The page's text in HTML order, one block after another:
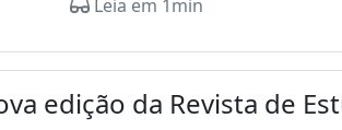
Leia em 1min
edição da Revista de